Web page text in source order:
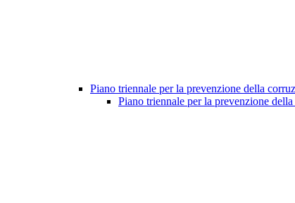
Piano triennale per la prevenzione della
Piano triennale per la prevenzione